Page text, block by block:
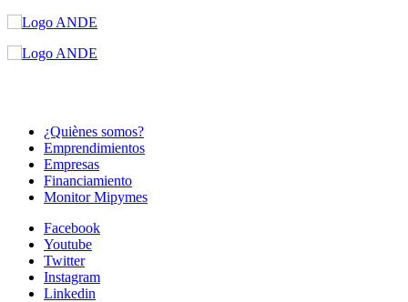
¿Quiènes somos?
Emprendimientos
Empresas
Financiamiento
Monitor Mipymes
Facebook
Youtube
Twitter
Instagram
Linkedin